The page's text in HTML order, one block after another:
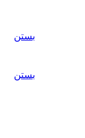
بستن
بستن